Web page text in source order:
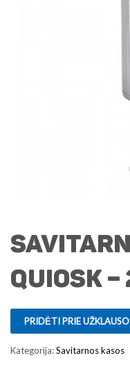
Quiosk –
PRIDĖTI PRIE
Kategorija:Savitarnos kasos